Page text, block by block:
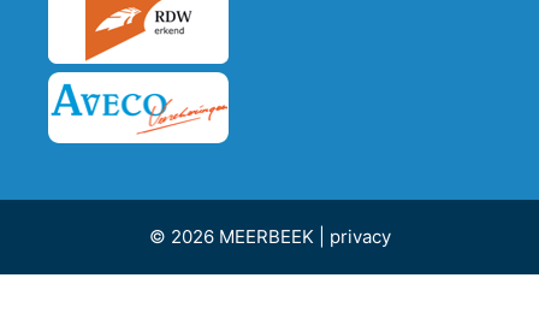
© 2026 MEERBEEK | privacy